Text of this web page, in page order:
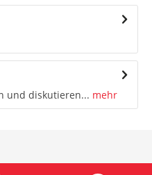
und diskutieren... mehr